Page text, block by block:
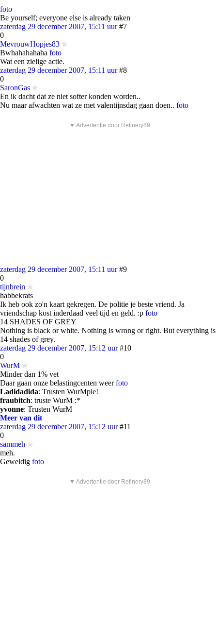
foto
Be yourself; everyone else is already taken
zaterdag 29 december 2007, 15:11 uur #7
0
MevrouwHopjes83
Bwhahahahaha foto
Wat een zielige actie.
zaterdag 29 december 2007, 15:11 uur #8
0
SaronGas
En ik dacht dat ze niet softer konden worden..
Nu maar afwachten wat ze met valentijnsdag gaan doen.. foto
▼ Advertentie door Refinery89
zaterdag 29 december 2007, 15:11 uur #9
0
tijnbrein
habbekrats
Ik heb ook zo'n kaart gekregen. De politie je beste vriend. Ja
vriendschap kost inderdaad veel tijd en geld. :p foto
14 SHADES OF GREY
Nothing is black or white. Nothing is wrong or right. But everything is
14 shades of grey.
zaterdag 29 december 2007, 15:12 uur #10
0
WurM
Minder dan 1% vet
Daar gaan onze belastingcenten weerfoto
Ladidadida: Trusten WurMpie!
fraubitch: truste WurM :*
yvonne: Trusten WurM
Meer van dit
zaterdag 29 december 2007, 15:12 uur #11
0
sammeh
meh.
Geweldig foto
▼ Advertentie door Refinery89